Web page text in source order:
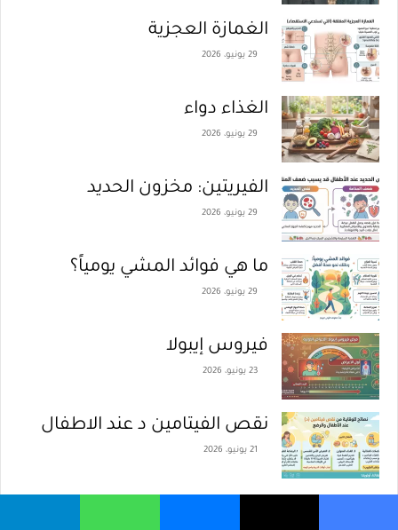
الغمازة العجزية
29 يونيو، 2026
الغذاء دواء
29 يونيو، 2026
الفيريتين: مخزون الحديد
29 يونيو، 2026
ما هي فوائد المشي يومياً؟
29 يونيو، 2026
فيروس إيبولا
23 يونيو، 2026
نقص الفيتامين د عند الاطفال
21 يونيو، 2026